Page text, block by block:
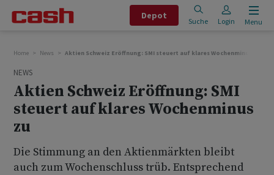
Depot
Suche Login Menu
Home News Aktien Schweiz Eröffnung: SMI steuert auf klares Wochenminus zu
NEWS
Aktien Schweiz Eröffnung: SMI
steuert auf klares Wochenminus
zu
Die Stimmung an den Aktienmärkten bleibt
auch zum Wochenschluss trüb. Entsprechend